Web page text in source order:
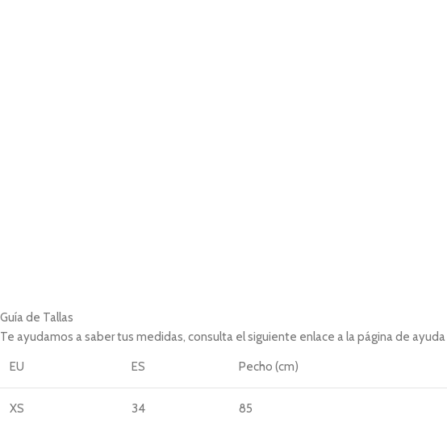
Guía de Tallas
Te ayudamos a saber tus medidas, consulta el siguiente enlace a la página de ayuda
EU ES Pecho (cm)
XS 34 85